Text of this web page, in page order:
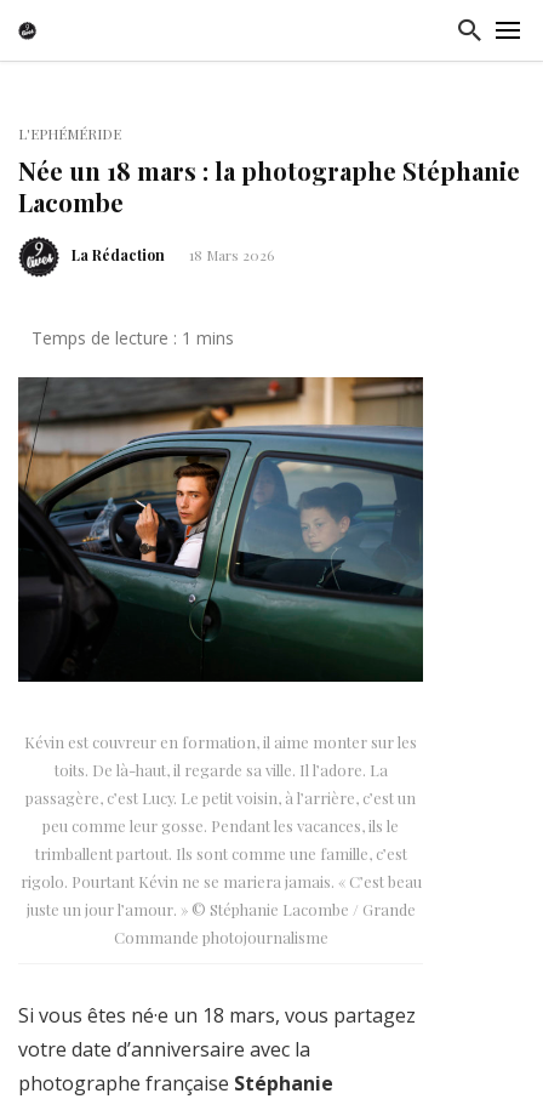
L'EPHÉMÉRIDE
Née un 18 mars : la photographe Stéphanie
Lacombe
La Rédaction 18 Mars 2026
Kévin est couvreur en formation, il aime monter sur les
toits. De là-haut, il regarde sa ville. Il l’adore. La
passagère, c’est Lucy. Le petit voisin, à l’arrière, c’est un
peu comme leur gosse. Pendant les vacances, ils le
trimballent partout. Ils sont comme une famille, c’est
rigolo. Pourtant Kévin ne se mariera jamais. « C’est beau
juste un jour l’amour. » © Stéphanie Lacombe / Grande
Commande photojournalisme
Si vous êtes né·e un 18 mars, vous partagez
votre date d’anniversaire avec la
photographe française Stéphanie